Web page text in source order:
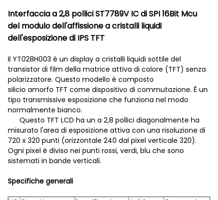
Interfaccia a 2,8 pollici ST7789V IC di SPI 16Bit Mcu
del modulo dell'affissione a cristalli liquidi
dell'esposizione di IPS TFT
Il YT028H003 è un display a cristalli liquidi sottile del
transistor di film della matrice attiva di colore (TFT) senza
polarizzatore. Questo modello è composto
silicio amorfo TFT come dispositivo di commutazione. È un
tipo transmissive esposizione che funziona nel modo
normalmente bianco.
Questo TFT LCD ha un a 2,8 pollici diagonalmente ha
misurato l'area di esposizione attiva con una risoluzione di
720 x 320 punti (orizzontale 240 dal pixel verticale 320).
Ogni pixel è diviso nei punti rossi, verdi, blu che sono
sistemati in bande verticali.
Specifiche generali